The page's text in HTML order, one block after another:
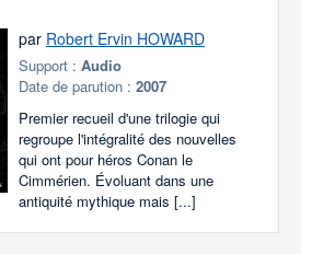
par Robert Ervin HOWARD
Support : Audio
Date de parution : 2007
Premier recueil d'une trilogie qui
regroupe l'intégralité des nouvelles
qui ont pour héros Conan le
Cimmérien. Évoluant dans une
antiquité mythique mais [...]